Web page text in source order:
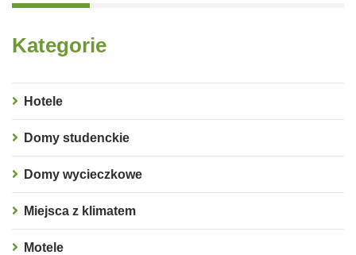
Kategorie
Hotele
Domy studenckie
Domy wycieczkowe
Miejsca z klimatem
Motele